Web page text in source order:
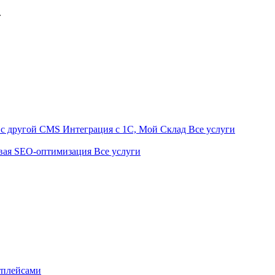
другой CMS Интеграция с 1С, Мой Склад Все услуги
SEO-оптимизация Все услуги